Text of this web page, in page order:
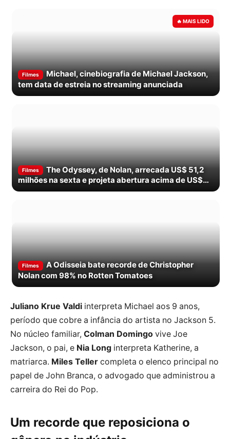
Filmes
Michael, cinebiografia de Michael Jackson,
tem data de estreia no streaming anunciada
Filmes
The Odyssey, de Nolan, arrecada US$ 51,2
milhões na sexta e projeta abertura acima de US$
120 milhões
Filmes
A Odisseia bate recorde de Christopher
Nolan com 98% no Rotten Tomatoes
Juliano Krue Valdi interpreta Michael aos 9 anos,
período que cobre a infância do artista no Jackson 5.
No núcleo familiar, Colman Domingo vive Joe
Jackson, o pai, e Nia Long interpreta Katherine, a
matriarca. Miles Teller completa o elenco principal no
papel de John Branca, o advogado que administrou a
carreira do Rei do Pop.
Um recorde que reposiciona o